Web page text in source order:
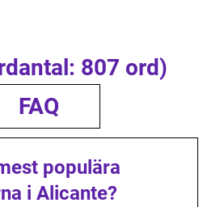
807 ord)
FAQ
populära
i Alicante?